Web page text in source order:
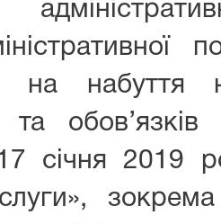
на набуття
обов’язків
17 січня